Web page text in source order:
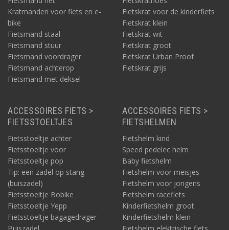
Kratmanden voor fiets en e-
bike
Fietsmand staal
Fietsmand stuur
Fietsmand voordrager
Fietsmand achterop
Fietsmand met deksel
Fietskrat voor de kinderfiets
Fietskrat klein
Fietskrat wit
Fietskrat groot
Fietskrat Urban Proof
Fietskrat grijs
ACCESSOIRES FIETS >
FIETSSTOELTJES
Fietsstoeltje achter
Fietsstoeltje voor
Fietsstoeltje pop
Tip: een zadel op stang
(buiszadel)
Fietsstoeltje Bobike
Fietsstoeltje Yepp
Fietsstoeltje bagagedrager
ACCESSOIRES FIETS >
FIETSHELMEN
Fietshelm kind
Speed pedelec helm
Baby fietshelm
Fietshelm voor meisjes
Fietshelm voor jongens
Fietshelm racefiets
Kinderfietshelm groot
Kinderfietshelm klein